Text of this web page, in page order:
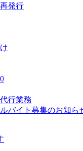
発行
行業務
バイト募集のお知ら